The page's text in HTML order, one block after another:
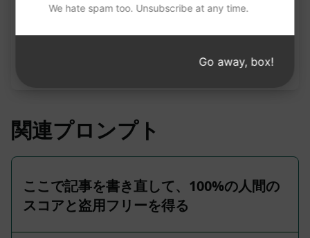
注意：上記の説明は正確性を確認したものではあり
トを試してみることをお勧めします。
関連プロンプト
ここで記事を書き直して、100%の人間の
スコアと盗用フリーを得る
We hate spam too. Unsubscribe at any time.
Go away, box!